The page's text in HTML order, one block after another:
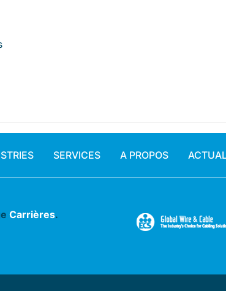
SERVICES A PROPOS
Carrières.